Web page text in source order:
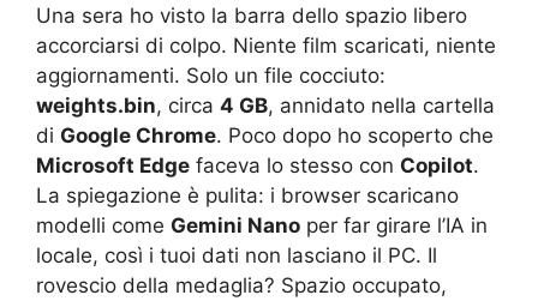
Una sera ho visto la barra dello spazio libero
accorciarsi di colpo. Niente film scaricati, niente
aggiornamenti. Solo un file cocciuto:
weights.bin, circa 4 GB, annidato nella cartella
di Google Chrome. Poco dopo ho scoperto che
Microsoft Edge faceva lo stesso con Copilot.
La spiegazione è pulita: i browser scaricano
modelli come Gemini Nano per far girare l’IA in
locale, così i tuoi dati non lasciano il PC. Il
rovescio della medaglia? Spazio occupato,